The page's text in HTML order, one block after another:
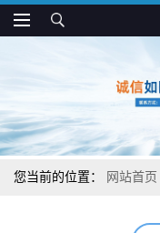
您当前的位置： 网站首页